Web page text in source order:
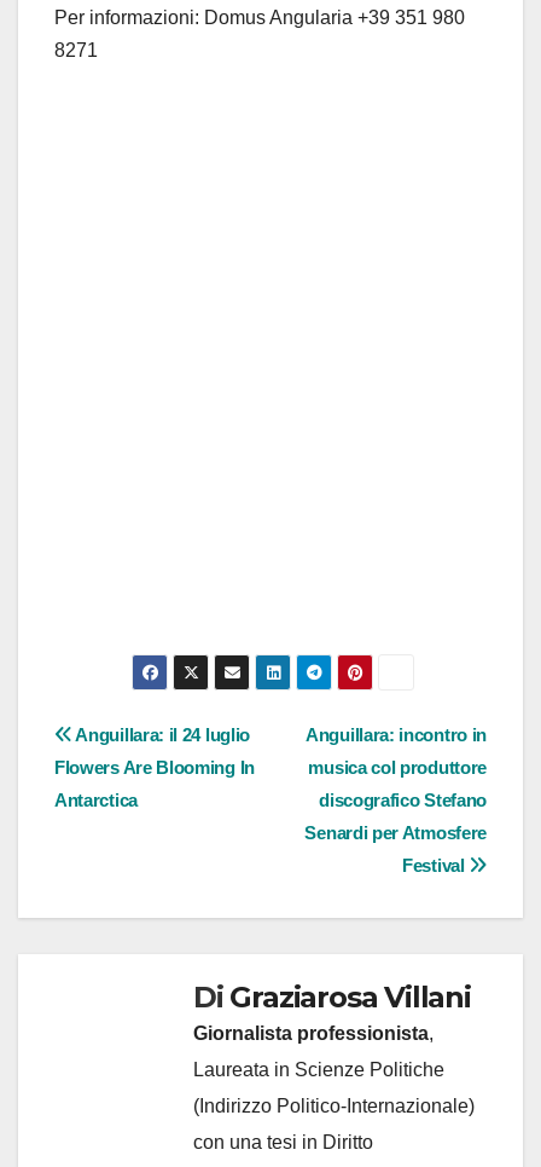
Per informazioni: DomusAngularia +39 351 980
8271
Navigazione
articoli
Anguillara: incontro in
musica col produttore
discografico Stefano
Senardi per Atmosfere
Festival
Anguillara: il 24 luglio
Flowers Are Blooming In
Antarctica
Di Graziarosa Villani
Giornalista professionista,
Laureata in Scienze Politiche
(Indirizzo Politico-Internazionale)
con una tesi in Diritto